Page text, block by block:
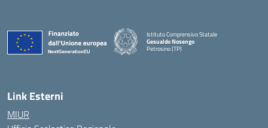
Istituto Comprensivo Statale
Gesualdo Nosengo
Petrosino (TP)
Link Esterni
MIUR